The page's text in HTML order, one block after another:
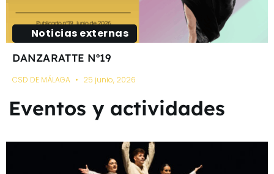
Noticias externas
DANZARATTE Nº19
CSD DE MÁLAGA 25 junio, 2026
Eventos y actividades